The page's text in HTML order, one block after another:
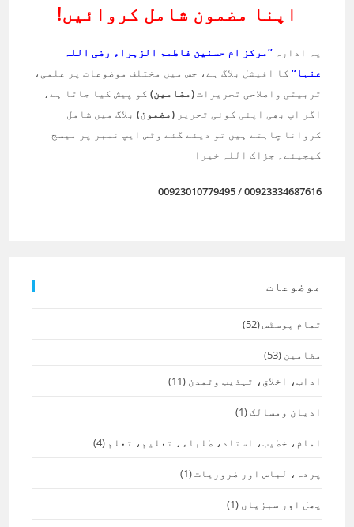
اپنا مضمون شامل کروائیں!
یہ ادارہ’’مرکز ام حسنین فاطمۃ الزہراء رضی اللہ
عنہا‘‘ کا آفیشل بلاگ ہے، جس میں مختلف موضوعات پر علمی،
تربیتی واصلاحی تحریرات(مضامین) کو پیش کیا جاتا ہے،
اگر آپ بھی اپنی کوئی تحریر(مضمون) بلاگ میں شامل
کروانا چاہتے ہیں تو دیئے گئے وٹس ایپ نمبر پر میسج
کیجیئے۔ جزاک اللہ خیرا
00923334687616
/
00923010779495
موضوعات
تمام پوسٹس(52)
مضامین (53)
آداب، اخلاق، تہذیب وتمدن (11)
ادیان ومسالک(1)
امام، خطیب، استاد، طلباء، تعلیم، تعلم (4)
پردہ، لباس اور ضروریات(1)
پھل اور سبزیاں (1)